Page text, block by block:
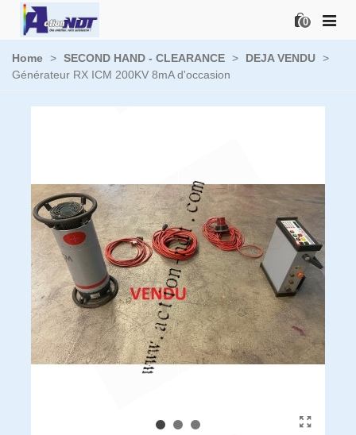
0
Home > SECOND HAND - CLEARANCE > DEJA VENDU >
Générateur RX ICM 200KV 8mA d'occasion